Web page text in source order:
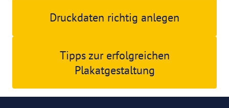
Druckdaten richtig anlegen
Tipps zur erfolgreichen
Plakatgestaltung